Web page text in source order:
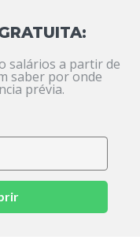
salários a partir de
saber por onde
prévia.